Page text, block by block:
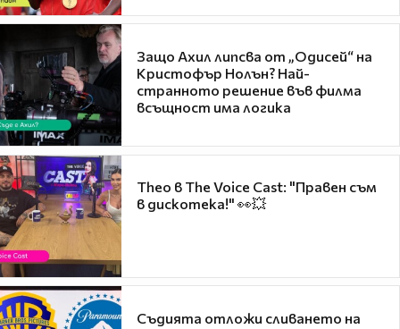
Защо Ахил липсва от „Одисей“ на
Кристофър Нолън? Най-
странното решение във филма
всъщност има логика
Theo в The Voice Cast: "Правен съм
в дискотека!" 👀💥
Съдията отложи сливането на